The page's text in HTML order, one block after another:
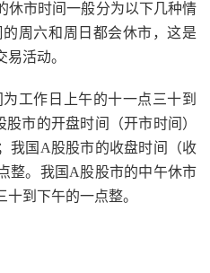
休市时间一般分为以下几种情
周六和周日都会休市，这是
活动。
工作日上午的十一点三十到
市的开盘时间（开市时间）
我国A股股市的收盘时间（收
整。我国A股股市的中午休市
到下午的一点整。